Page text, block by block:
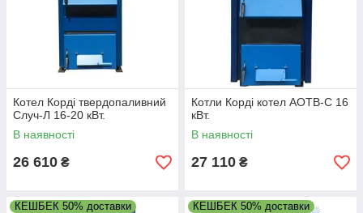
Котел Корді твердопаливний
Случ-Л 16-20 кВт.
В наявності
26 610 ₴
Котли Корді котел АОТВ-С 16
кВт.
В наявності
27 110 ₴
КЕШБЕК 50% доставки КЕШБЕК 50% доставки